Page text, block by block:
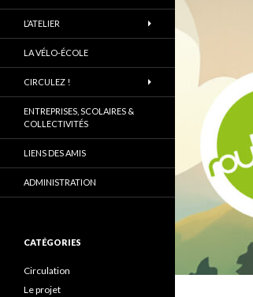
L’ATELIER
LA VÉLO-ÉCOLE
CIRCULEZ !
ENTREPRISES, SCOLAIRES &
COLLECTIVITÉS
LIENS DES AMIS
ADMINISTRATION
CATÉGORIES
Circulation
Le projet